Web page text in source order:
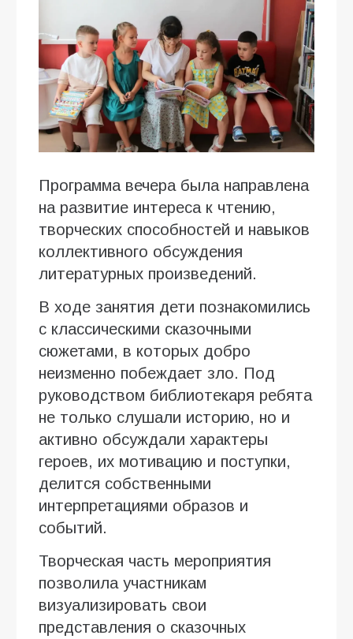
Программа вечера была направлена
на развитие интереса к чтению,
творческих способностей и навыков
коллективного обсуждения
литературных произведений.
В ходе занятия дети познакомились
с классическими сказочными
сюжетами, в которых добро
неизменно побеждает зло. Под
руководством библиотекаря ребята
не только слушали историю, но и
активно обсуждали характеры
героев, их мотивацию и поступки,
делится собственными
интерпретациями образов и
событий.
Творческая часть мероприятия
позволила участникам
визуализировать свои
представления о сказочных